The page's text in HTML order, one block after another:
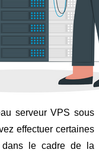
serveur VPS sous
effectuer certaines
dans le cadre de la